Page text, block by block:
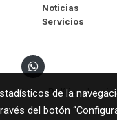
Noticias
Servicios
cookies Política de
de la
del botón